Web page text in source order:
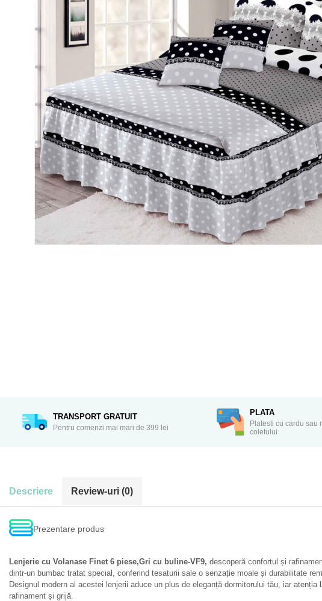
Lenjerii de pat Bumbac Poplin
Lenjerii de pat Catifea
Lenjerii de pat Finet + 2 Draperii
Lenjerii de pat Finet cu PLIURI
Lenjerii de pat finet Home
Lenjerii de pat Saten 4 piese cu
elastic
TRANSPORT GRATUIT
Pentru comenzi mai mari de 399 lei
PLATA
Platesti cu cardu sau
coletului
Descriere Review-uri (0)
Prezentare produs
Lenjerie cu Volanase Finet 6 piese,Gri cu buline-VF9, descoperă confortul și
dintr-un bumbac tratat special, conferind tesaturii sale o senzație moale și durabilitate
Designul modern al acestei lenjerii aduce un plus de eleganță dormitorului tău, iar
rafinament și grijă.